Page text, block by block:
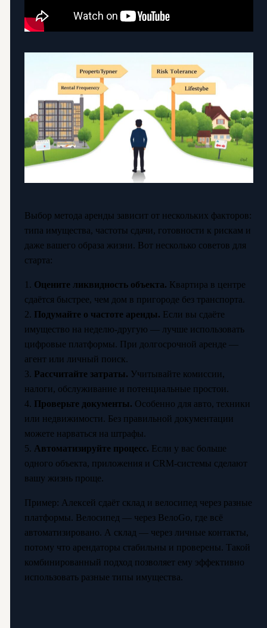
Выбор метода аренды зависит от нескольких факторов:
типа имущества, частоты сдачи, готовности к рискам и
даже вашего образа жизни. Вот несколько советов для
старта:
1. Оцените ликвидность объекта. Квартира в центре
сдаётся быстрее, чем дом в пригороде без транспорта.
2. Подумайте о частоте аренды. Если вы сдаёте
имущество на неделю-другую — лучше использовать
цифровые платформы. При долгосрочной аренде —
агент или личный поиск.
3. Рассчитайте затраты. Учитывайте комиссии,
налоги, обслуживание и потенциальные простои.
4. Проверьте документы. Особенно для авто, техники
или недвижимости. Без правильной документации
можете нарваться на штрафы.
5. Автоматизируйте процесс. Если у вас больше
одного объекта, приложения и CRM-системы сделают
вашу жизнь проще.
Пример: Алексей сдаёт склад и велосипед через разные
платформы. Велосипед — через ВелоGo, где всё
автоматизировано. А склад — через личные контакты,
потому что арендаторы стабильны и проверены. Такой
комбинированный подход позволяет ему эффективно
использовать разные типы имущества.